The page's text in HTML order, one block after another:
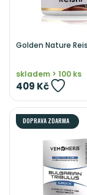
Golden Nature
skladem > 100 ks
409 Kč
DOPRAVA ZDARMA